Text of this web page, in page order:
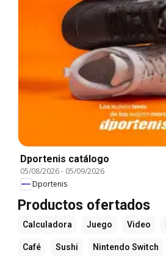
Dportenis catálogo
05/08/2026- 05/09/2026
Dportenis
Productos ofertados
Calculadora Juego Video
Café Sushi Nintendo Switch